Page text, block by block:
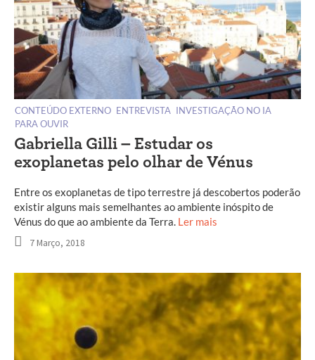
CONTEÚDO EXTERNO ENTREVISTA INVESTIGAÇÃO NO IA
PARA OUVIR
Gabriella Gilli – Estudar os
exoplanetas pelo olhar de Vénus
Entre os exoplanetas de tipo terrestre já descobertos poderão
existir alguns mais semelhantes ao ambiente inóspito de
Vénus do que ao ambiente da Terra. Ler mais
7 Março, 2018